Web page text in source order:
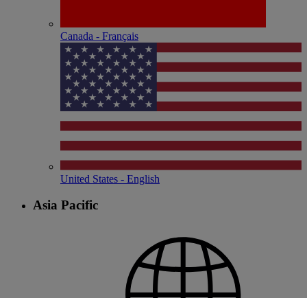
Canada - Français
United States - English
Asia Pacific